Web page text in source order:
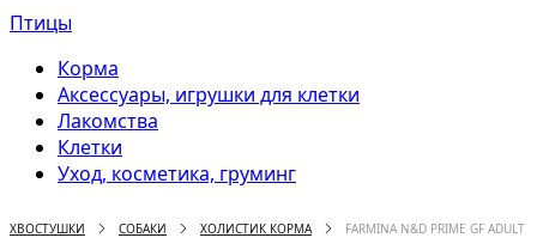
Птицы
Корма
Аксессуары, игрушки для клетки
Лакомства
Клетки
Уход, косметика, груминг
ХВОСТУШКИ СОБАКИ ХОЛИСТИК КОРМА FARMINA N&D PRIME GF